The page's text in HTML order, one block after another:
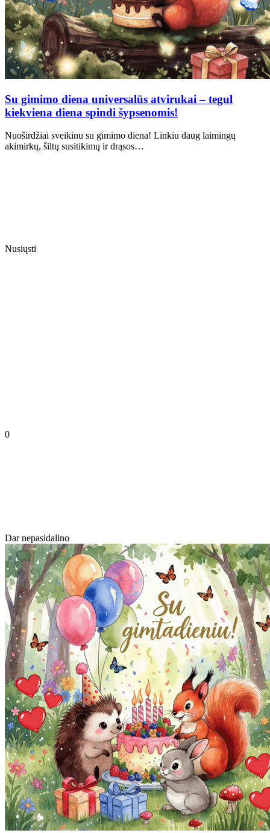
Su gimimo diena universalūs atvirukai – tegul
kiekviena diena spindi šypsenomis!
Nuoširdžiai sveikinu su gimimo diena! Linkiu daug laimingų
akimirkų, šiltų susitikimų ir drąsos…
Nusiųsti
0
Dar nepasidalino